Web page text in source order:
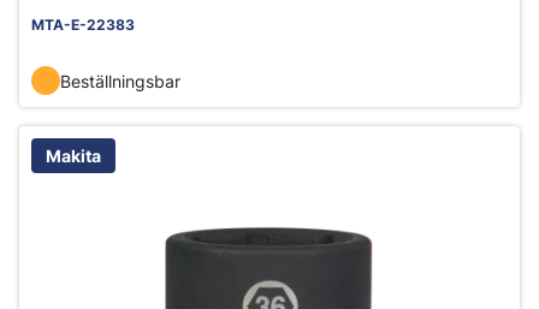
MTA-E-22383
Beställningsbar
Makita